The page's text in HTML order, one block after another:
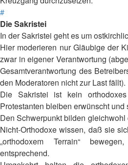
#
Die Sakristei
In der Sakristei geht es um
Hier moderieren nur Gläubige der
zwar in eigener Verantwortung
Gesamtverantwortung des
den Moderatoren nicht zur Last fällt).
Die Sakristei ist kein
Protestanten bleiben erwünscht
Den Schwerpunkt bilden
Nicht-Orthodoxe wissen, daß sie
„orthodoxem Terrain“
entsprechend.